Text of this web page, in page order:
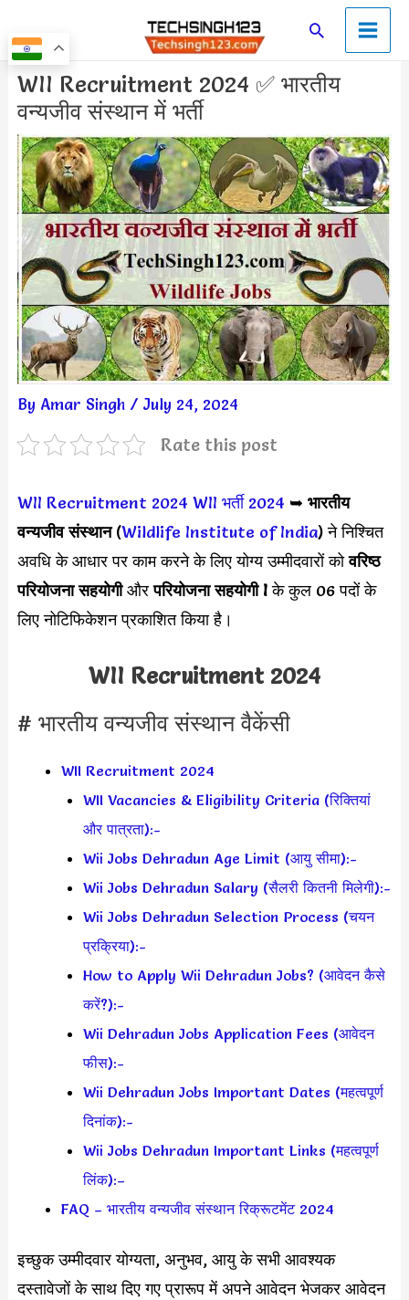
to
content
SearchMain
Menu
WII Recruitment 2024 ✅ भारतीय
वन्यजीव संस्थान में भर्ती
By Amar Singh / July 24, 2024
Rate this post
WII Recruitment 2024 WII भर्ती 2024 ➥ भारतीय
वन्यजीव संस्थान(Wildlife Institute of India) ने निश्चित
अवधि के आधार पर काम करने के लिए योग्य उम्मीदवारों कोवरिष्ठ
परियोजना सहयोगीऔरपरियोजना सहयोगी Iके कुल 06 पदों के
लिए नोटिफिकेशन प्रकाशित किया है।
WII Recruitment 2024
# भारतीय वन्यजीव संस्थान वैकेंसी
WII Recruitment 2024
WII Vacancies & Eligibility Criteria (रिक्तियां
और पात्रता):-
Wii Jobs Dehradun Age Limit (आयु सीमा):-
Wii Jobs Dehradun Salary (सैलरी कितनी मिलेगी):-
Wii Jobs Dehradun Selection Process (चयन
प्रक्रिया):-
How to Apply Wii Dehradun Jobs? (आवेदन कैसे
करें?):-
Wii Dehradun Jobs Application Fees (आवेदन
फीस):-
Wii Dehradun Jobs Important Dates (महत्वपूर्ण
दिनांक):-
Wii Jobs Dehradun Important Links (महत्वपूर्ण
लिंक):–
FAQ – भारतीय वन्यजीव संस्थान रिक्रूटमेंट 2024
इच्छुक उम्मीदवार योग्यता, अनुभव, आयु के सभी आवश्यक
दस्तावेजों के साथ दिए गए प्रारूप में अपने आवेदन भेजकर आवेदन
Post
navigation